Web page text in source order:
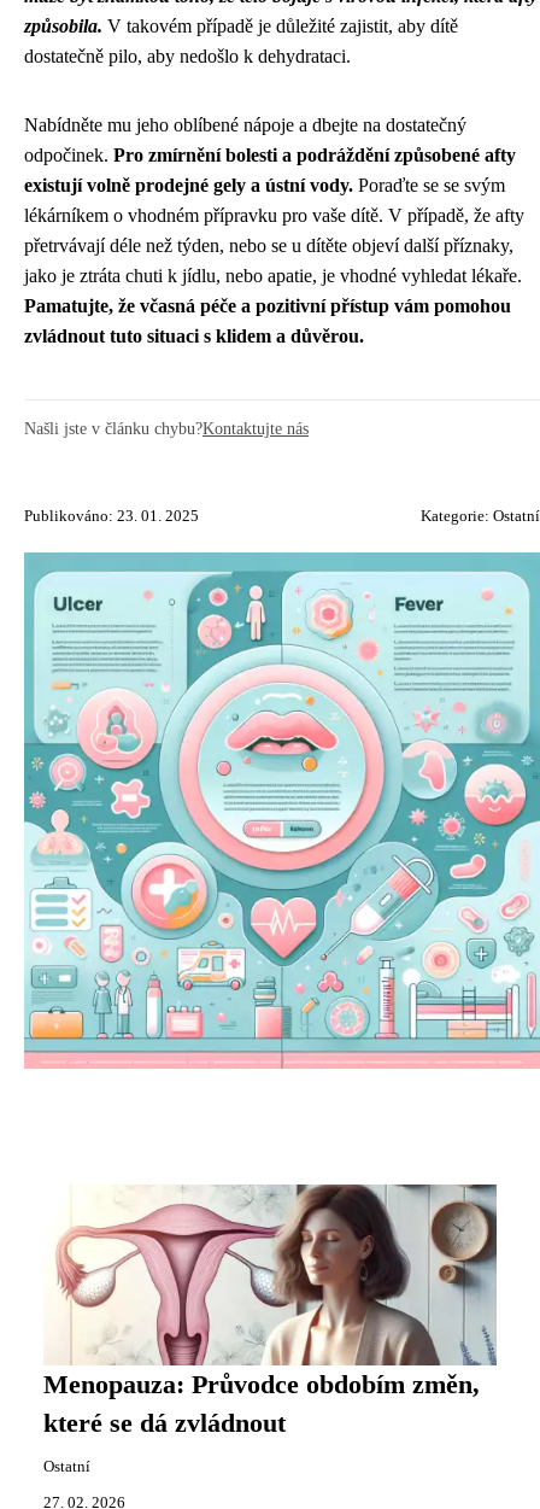
způsobila. V takovém případě je důležité zajistit, aby dítě
dostatečně pilo, aby nedošlo k dehydrataci.
Nabídněte mu jeho oblíbené nápoje a dbejte na dostatečný
odpočinek. Pro zmírnění bolesti a podráždění způsobené afty
existují volně prodejné gely a ústní vody. Poraďte se se svým
lékárníkem o vhodném přípravku pro vaše dítě. V případě, že afty
přetrvávají déle než týden, nebo se u dítěte objeví další příznaky,
jako je ztráta chuti k jídlu, nebo apatie, je vhodné vyhledat lékaře.
Pamatujte, že včasná péče a pozitivní přístup vám pomohou
zvládnout tuto situaci s klidem a důvěrou.
Našli jste v článku chybu?Kontaktujte nás
Publikováno: 23. 01. 2025 Kategorie: Ostatní
Menopauza: Průvodce obdobím změn,
které se dá zvládnout
Ostatní
27. 02. 2026